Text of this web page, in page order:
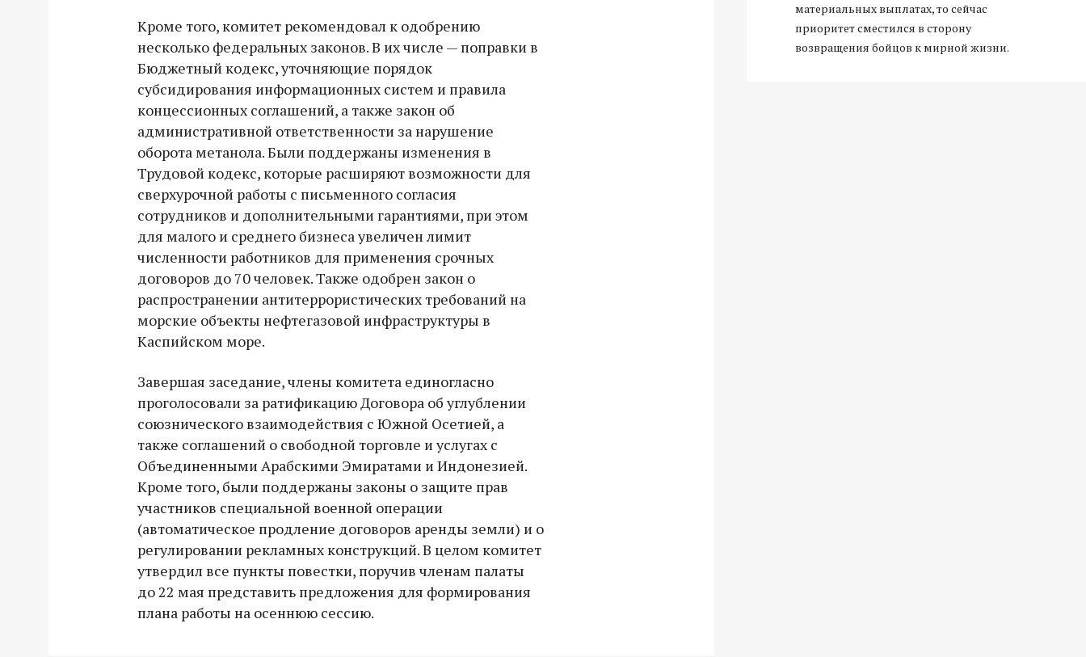
Кроме того, комитет рекомендовал к одобрению
несколько федеральных законов. В их числе — поправки в
Бюджетный кодекс, уточняющие порядок
субсидирования информационных систем и правила
концессионных соглашений, а также закон об
административной ответственности за нарушение
оборота метанола. Были поддержаны изменения в
Трудовой кодекс, которые расширяют возможности для
сверхурочной работы с письменного согласия
сотрудников и дополнительными гарантиями, при этом
для малого и среднего бизнеса увеличен лимит
численности работников для применения срочных
договоров до 70 человек. Также одобрен закон о
распространении антитеррористических требований на
морские объекты нефтегазовой инфраструктуры в
Каспийском море.
Завершая заседание, члены комитета единогласно
проголосовали за ратификацию Договора об углублении
союзнического взаимодействия с Южной Осетией, а
также соглашений о свободной торговле и услугах с
Объединенными Арабскими Эмиратами и Индонезией.
Кроме того, были поддержаны законы о защите прав
участников специальной военной операции
(автоматическое продление договоров аренды земли) и о
регулировании рекламных конструкций. В целом комитет
утвердил все пункты повестки, поручив членам палаты
до 22 мая представить предложения для формирования
плана работы на осеннюю сессию.
материальных выплатах, то сейчас
приоритет сместился в сторону
возвращения бойцов к мирной жизни.